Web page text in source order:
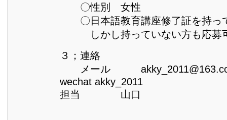
〇性別 女性
〇日本語教育講座修了証を持っ
しかし持っていない方も応募
３；連絡
メール
wechat akky_2011
担当 山口